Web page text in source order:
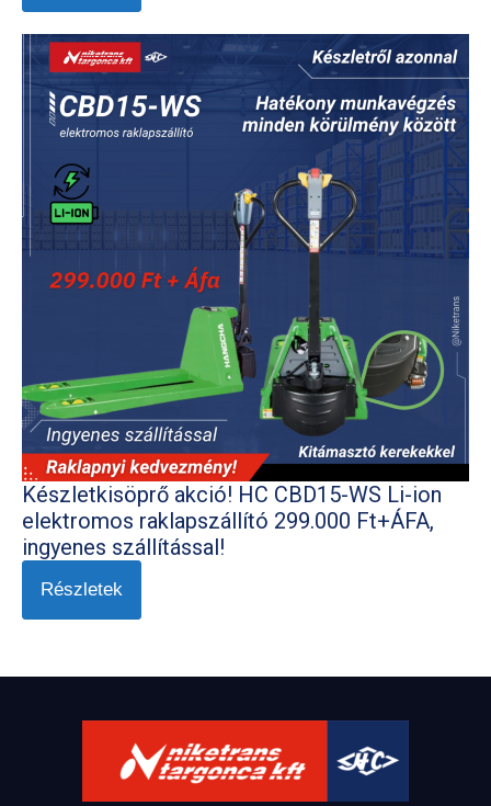
Készletkisöprő akció! HC CBD15-WS Li-ion
elektromos raklapszállító 299.000 Ft+ÁFA,
ingyenes szállítással!
Részletek